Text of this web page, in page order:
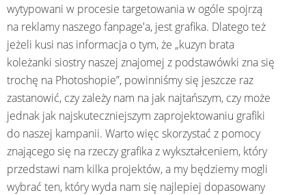
wytypowani w procesie targetowania w ogóle spojrzą
na reklamy naszego fanpage'a, jest grafika. Dlatego też
jeżeli kusi nas informacja o tym, że „kuzyn brata
koleżanki siostry naszej znajomej z podstawówki zna się
trochę na Photoshopie”, powinniśmy się jeszcze raz
zastanowić, czy zależy nam na jak najtańszym, czy może
jednak jak najskuteczniejszym zaprojektowaniu grafiki
do naszej kampanii. Warto więc skorzystać z pomocy
znającego się na rzeczy grafika z wykształceniem, który
przedstawi nam kilka projektów, a my będziemy mogli
wybrać ten, który wyda nam się najlepiej dopasowany